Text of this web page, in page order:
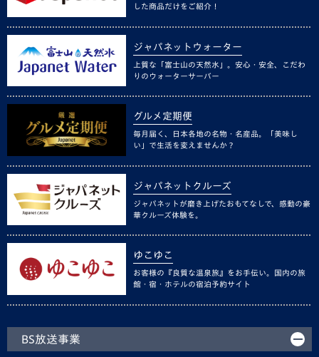
した商品だけをご紹介！
ジャパネットウォーター
上質な「富士山の天然水」。安心・安全、こだわ
りのウォーターサーバー
グルメ定期便
毎月届く、日本各地の名物・名産品。「美味し
い」で生活を変えませんか？
ジャパネットクルーズ
ジャパネットが磨き上げたおもてなしで、感動の豪
華クルーズ体験を。
ゆこゆこ
お客様の『良質な温泉旅』をお手伝い。国内の旅
館・宿・ホテルの宿泊予約サイト
BS放送事業